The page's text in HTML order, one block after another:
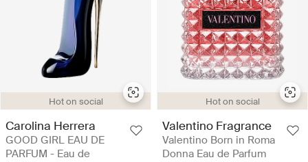
Hot on social
Carolina Herrera
GOOD GIRL EAU DE
PARFUM - Eau de
Hot on social
Valentino Fragrance
Valentino Born in Roma
Donna Eau de Parfum